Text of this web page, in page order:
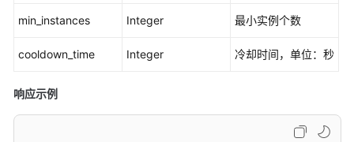
列
min_instances Integer 最小实例个数
cooldown_time Integer 冷却时间，单位：秒
响应示例